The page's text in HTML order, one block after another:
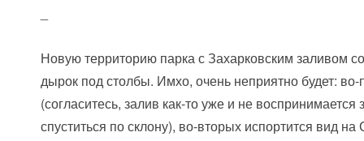
Новую территорию парка с Захарковским заливом
дырок под столбы. Имхо, очень неприятно будет:
(согласитесь, залив как-то уже и не
спуститься по склону), во-вторых испортится вид